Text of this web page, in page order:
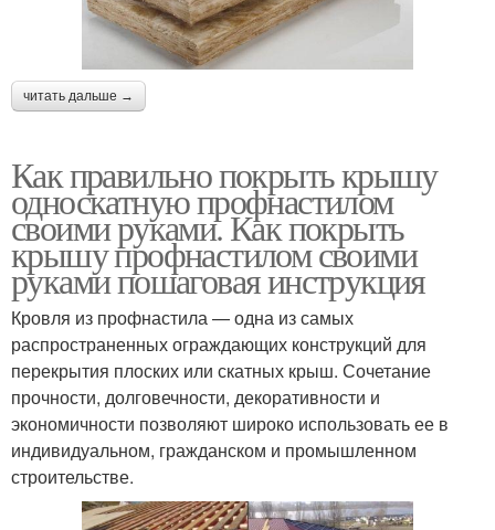
читать дальше →
Как правильно покрыть крышу
односкатную профнастилом
своими руками. Как покрыть
крышу профнастилом своими
руками пошаговая инструкция
Кровля из профнастила — одна из самых
распространенных ограждающих конструкций для
перекрытия плоских или скатных крыш. Сочетание
прочности, долговечности, декоративности и
экономичности позволяют широко использовать ее в
индивидуальном, гражданском и промышленном
строительстве.